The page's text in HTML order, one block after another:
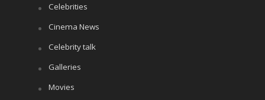
Celebrities
Cinema News
Celebrity talk
Galleries
Movies